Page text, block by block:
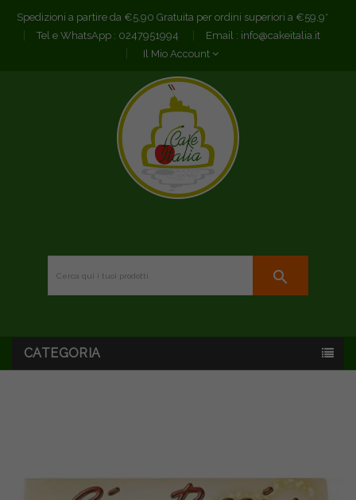
Spedizioni a partire da €5,90 Gratuita per ordini superiori a €59,9*
Tel e WhatsApp : 0247951994 Email : info@cakeitalia.it
Il Mio Account
search
CATEGORIA